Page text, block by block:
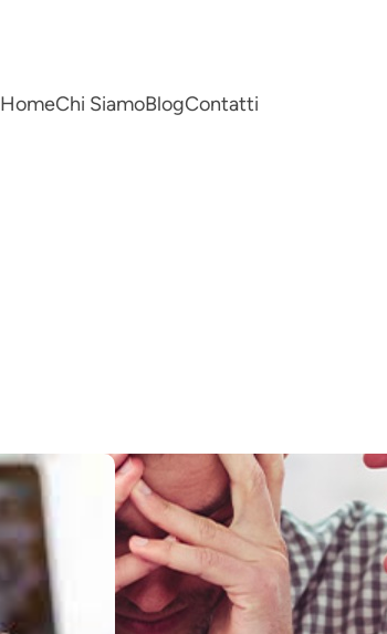
HomeChi SiamoBlogContatti